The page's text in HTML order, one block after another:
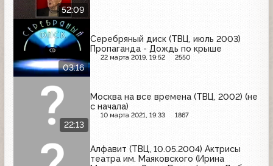
52:09
03:16
Серебряный диск (ТВЦ, июль 2003)
Пропаганда - Дождь по крыше
22 марта 2019, 19:52 2550
22:13
Москва на все времена (ТВЦ, 2002) (не
с начала)
10 марта 2021, 19:33 1867
Алфавит (ТВЦ, 10.05.2004) Актрисы
театра им. Маяковского (Ирина